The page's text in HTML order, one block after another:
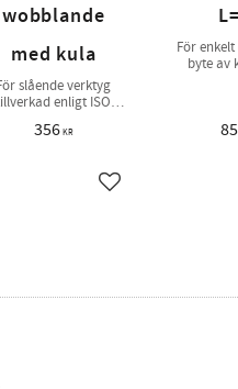
wobblande
med kula
slående verktyg
enligt ISO
356KR
Lägg till i favoriter
För
byte av